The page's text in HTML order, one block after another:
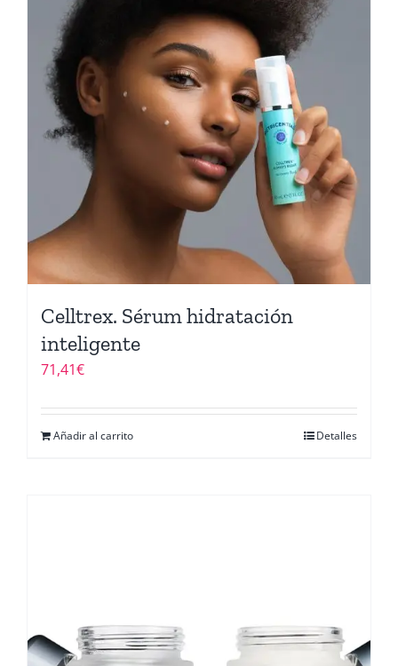
Celltrex. Sérum hidratación
inteligente
71,41€
Añadir al carrito Detalles